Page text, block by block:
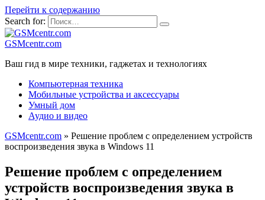
Перейти к содержанию
Search for:
GSMcentr.com
Ваш гид в мире техники, гаджетах и технологиях
Компьютерная техника
Мобильные устройства и аксессуары
Умный дом
Аудио и видео
GSMcentr.com » Решение проблем с определением устройств
воспроизведения звука в Windows 11
Решение проблем с определением
устройств воспроизведения звука в